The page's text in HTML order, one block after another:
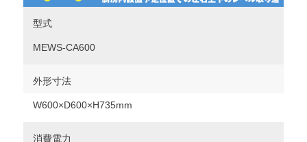
型式
MEWS-CA600
外形寸法
W600×D600×H735mm
消費電力